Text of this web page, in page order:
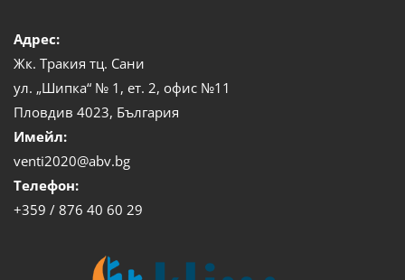
Адрес:
Жк. Тракия тц. Сани
ул. „Шипка“ № 1, ет. 2, офис №11
Пловдив 4023, България
Имейл:
venti2020@abv.bg
Телефон:
+359 / 876 40 60 29